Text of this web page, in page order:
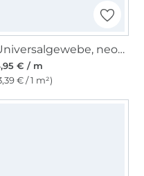
Universalgewebe, neongelb
€ / m
€ / 1 m²)